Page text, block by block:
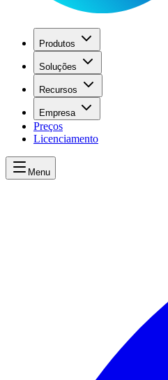
Produtos
Soluções
Recursos
Empresa
Preços
Licenciamento
Menu